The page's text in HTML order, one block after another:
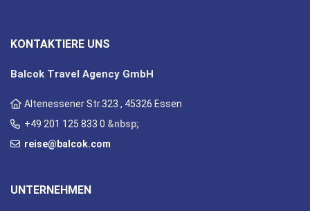
KONTAKTIERE UNS
Balcok Travel Agency GmbH
Altenessener Str.323 , 45326 Essen
+49 201 125 833 0 &nbsp;
reise@balcok.com
UNTERNEHMEN